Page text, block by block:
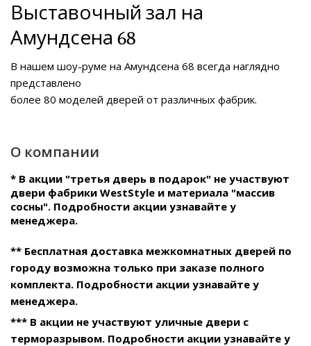
Выставочный зал на
Амундсена 68
В нашем шоу-руме на Амундсена 68 всегда наглядно
представлено
более 80 моделей дверей от различных фабрик.
О компании
* В акции "третья дверь в подарок" не участвуют
двери фабрики WestStyle и материала "массив
сосны". Подробности акции узнавайте у
менеджера.
** Бесплатная доставка межкомнатных дверей по
городу возможна только при заказе полного
комплекта. Подробности акции узнавайте у
менеджера.
*** В акции не участвуют уличные двери с
терморазрывом. Подробности акции узнавайте у